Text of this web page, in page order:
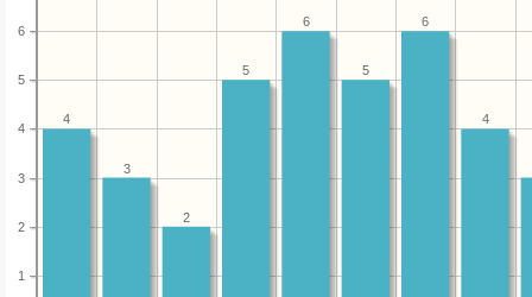
1
2
3
4
5
6
4
6
5
6
5
2
3
4